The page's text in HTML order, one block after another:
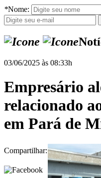
*Nome:
03/06/2025 às 08:33h
Empresário
relacionado
em Pará de
Compartilhar: